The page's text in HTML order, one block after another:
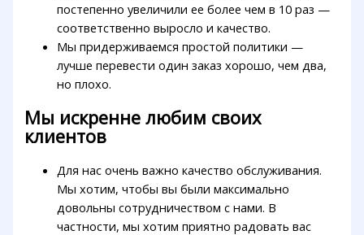
постепенно увеличили ее более чем в 10 раз —
соответственно выросло и качество.
Мы придерживаемся простой политики —
лучше перевести один заказ хорошо, чем два,
но плохо.
Мы искренне любим своих
клиентов
Для нас очень важно качество обслуживания.
Мы хотим, чтобы вы были максимально
довольны сотрудничеством с нами. В
частности, мы хотим приятно радовать вас